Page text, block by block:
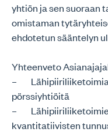
yhtiön ja sen suoraan
omistaman
ehdotetun sääntelyn
Yhteenveto
– Lähipiiriliiketoimia
pörssiyhtiöitä
–
kvantitatiivisten